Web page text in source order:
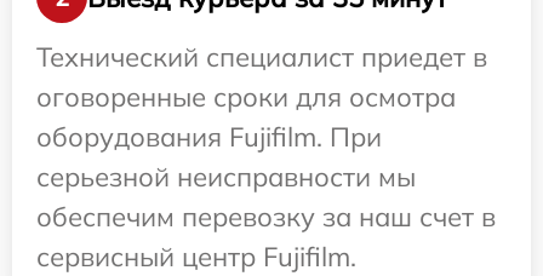
Технический специалист приедет в
оговоренные сроки для осмотра
оборудования Fujifilm. При
серьезной неисправности мы
обеспечим перевозку за наш счет в
сервисный центр Fujifilm.